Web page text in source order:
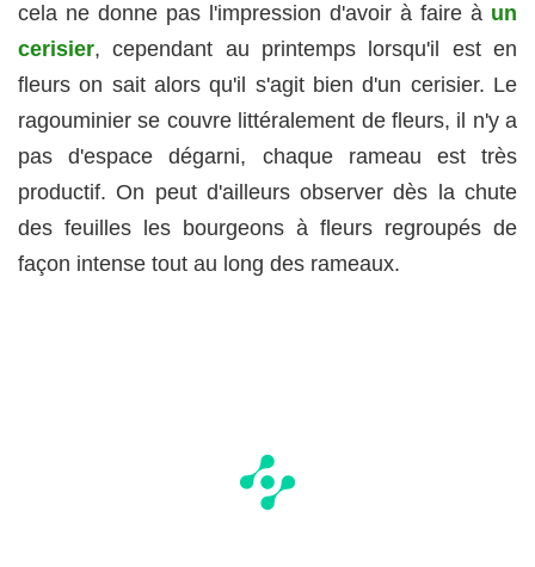
cela ne donne pas l'impression d'avoir à faire à un
cerisier, cependant au printemps lorsqu'il est en
fleurs on sait alors qu'il s'agit bien d'un cerisier. Le
ragouminier se couvre littéralement de fleurs, il n'y a
pas d'espace dégarni, chaque rameau est très
productif. On peut d'ailleurs observer dès la chute
des feuilles les bourgeons à fleurs regroupés de
façon intense tout au long des rameaux.